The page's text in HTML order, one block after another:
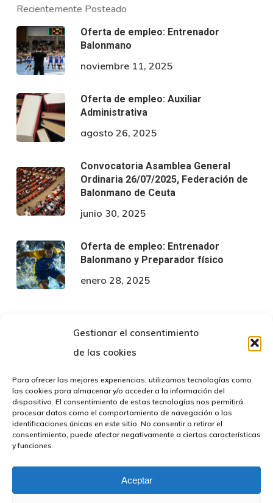
Gestionar el consentimiento
de las cookies
Para ofrecer las mejores experiencias, utilizamos tecnologías como
las cookies para almacenar y/o acceder a la información del
dispositivo. El consentimiento de estas tecnologías nos permitirá
procesar datos como el comportamiento de navegación o las
identificaciones únicas en este sitio. No consentir o retirar el
consentimiento, puede afectar negativamente a ciertas características
y funciones.
Aceptar
Recientemente Posteado
Oferta de empleo: Entrenador
Balonmano
noviembre 11, 2025
Oferta de empleo: Auxiliar
Administrativa
agosto 26, 2025
Convocatoria Asamblea General
Ordinaria 26/07/2025, Federación de
Balonmano de Ceuta
junio 30, 2025
Oferta de empleo: Entrenador
Balonmano y Preparador físico
enero 28, 2025
twitter facebook instagram
Desarrollado por